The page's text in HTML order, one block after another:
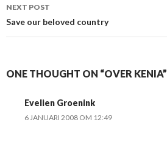
NEXT POST
Save our beloved country
ONE THOUGHT ON “OVER KENIA”
Evelien Groenink
6 JANUARI 2008 OM 12:49